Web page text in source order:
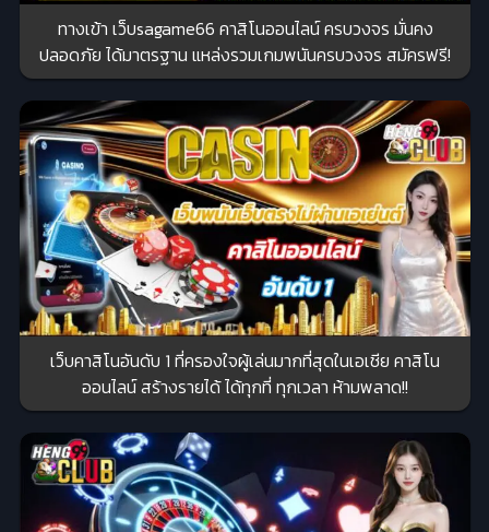
ทางเข้า เว็บsagame66 คาสิโนออนไลน์ ครบวงจร มั่นคง
ปลอดภัย ได้มาตรฐาน แหล่งรวมเกมพนันครบวงจร สมัครฟรี!
เว็บคาสิโนอันดับ 1 ที่ครองใจผู้เล่นมากที่สุดในเอเชีย คาสิโน
ออนไลน์ สร้างรายได้ ได้ทุกที่ ทุกเวลา ห้ามพลาด!!